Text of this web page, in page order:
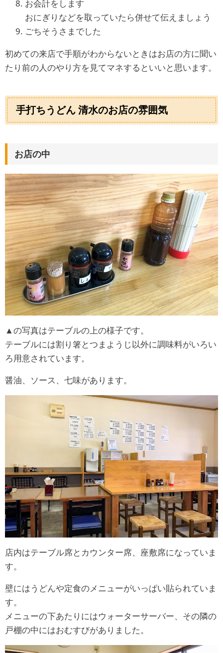
お会計をします
おにぎりなどを取っていたら併せて伝えましょう
ごちそうさまでした
初めての来店で手順がわからないときはお店の方に聞い
たり前の人のやり方を見てマネするといいと思います。
手打ちうどん 清水のお店の雰囲気
お店の中
▲の写真はテーブルの上の様子です。
テーブルには割り箸とつまようじ以外に調味料がいろい
ろ用意されています。
醤油、ソース、七味があります。
店内はテーブル席とカウンター席、座敷席になっていま
す。
壁にはうどんや定食のメニューがいっぱい貼られていま
す。
メニューの下あたりにはウォーターサーバー、その隣の
戸棚の中にはおむすびがありました。